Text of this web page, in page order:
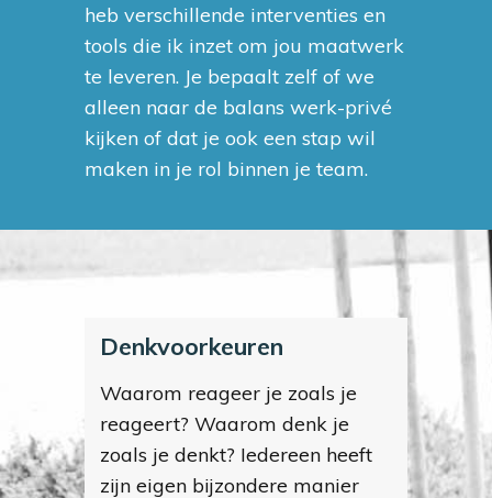
heb verschillende interventies en
tools die ik inzet om jou maatwerk
te leveren. Je bepaalt zelf of we
alleen naar de balans werk-privé
kijken of dat je ook een stap wil
maken in je rol binnen je team.
Denkvoorkeuren
Waarom reageer je zoals je
reageert? Waarom denk je
zoals je denkt? Iedereen heeft
zijn eigen bijzondere manier